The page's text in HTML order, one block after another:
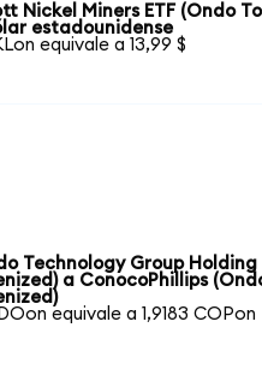
Nickel Miners ETF (Ondo
estadounidense
equivale a 13,99 $
Technology Group Holding
a ConocoPhillips
equivale a 1,9183 COPon